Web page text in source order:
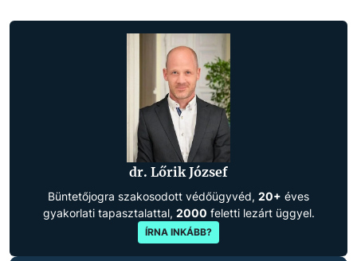
dr. Lőrik József
Büntetőjogra szakosodott védőügyvéd, 20+ éves
gyakorlati tapasztalattal, 2000 feletti lezárt üggyel.
ÍRNA INKÁBB?